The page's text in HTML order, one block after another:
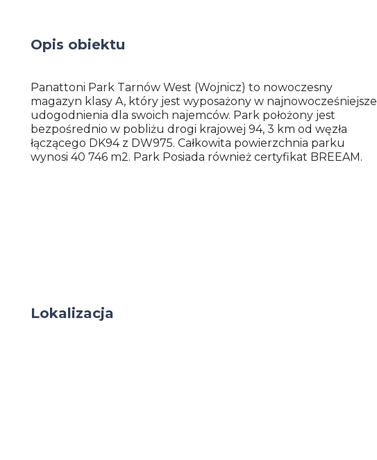
Opis obiektu
Panattoni Park Tarnów West (Wojnicz) to nowoczesny
magazyn klasy A, który jest wyposażony w najnowocześniejsze
udogodnienia dla swoich najemców. Park położony jest
bezpośrednio w pobliżu drogi krajowej 94, 3 km od węzła
łączącego DK94 z DW975. Całkowita powierzchnia parku
wynosi 40 746 m2. Park Posiada również certyfikat BREEAM.
Lokalizacja